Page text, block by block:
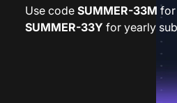
Use code SUMMER-33M for
SUMMER-33Y for yearly